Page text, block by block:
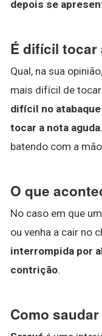
depois se
É difícil tocar
Qual, na sua
mais difícil de
difícil no
tocar a nota aguda
batendo com a
O que
No caso em que
ou venha a cair no
interrompida por
contrição.
Como